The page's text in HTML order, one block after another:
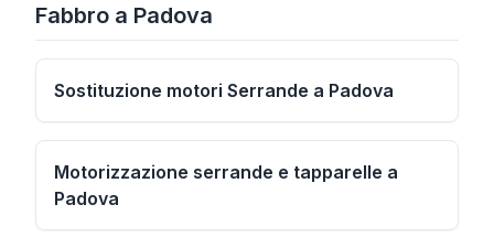
Fabbro a Padova
Sostituzione motori Serrande a Padova
Motorizzazione serrande e tapparelle a
Padova